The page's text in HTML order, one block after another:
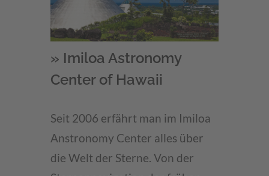
» Imiloa Astronomy
Center of Hawaii
Seit 2006 erfährt man im Imiloa
Anstronomy Center alles über
die Welt der Sterne. Von der